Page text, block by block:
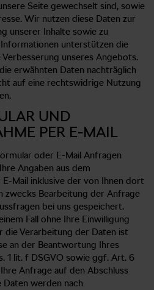
Seite gewechselt sind, sowie
Wir nutzen diese Daten zur
unserer Inhalte sowie zu
unterstützen die
unseres Angebots.
erwähnten Daten nachträglich
auf eine rechtswidrige Nutzung
UND
PER E-MAIL
oder E-Mail Anfragen
Angaben aus dem
Mail inklusive der von Ihnen dort
zwecks Bearbeitung der Anfrage
bei uns gespeichert.
Fall ohne Ihre Einwilligung
die Verarbeitung der Daten ist
an der Beantwortung Ihres
1 lit. f DSGVO sowie ggf. Art. 6
Anfrage auf den Abschluss
Daten werden nach